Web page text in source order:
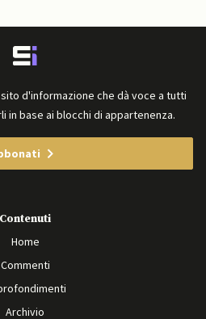
d'informazione che dà voce a tutti
in base ai blocchi di appartenenza.
Contenuti
Home
Commenti
Archivio